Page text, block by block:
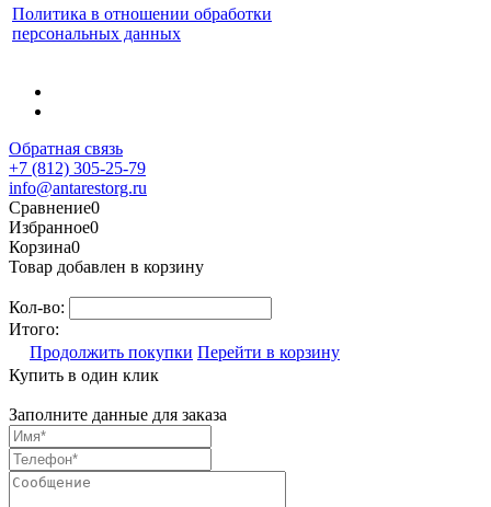
Политика в отношении обработки
персональных данных
Обратная связь
+7 (812) 305-25-79
info@antarestorg.ru
Сравнение0
Избранное0
Корзина0
Товар добавлен в корзину
Кол-во:
Итого:
Продолжить покупки Перейти в корзину
Купить в один клик
Заполните данные для заказа